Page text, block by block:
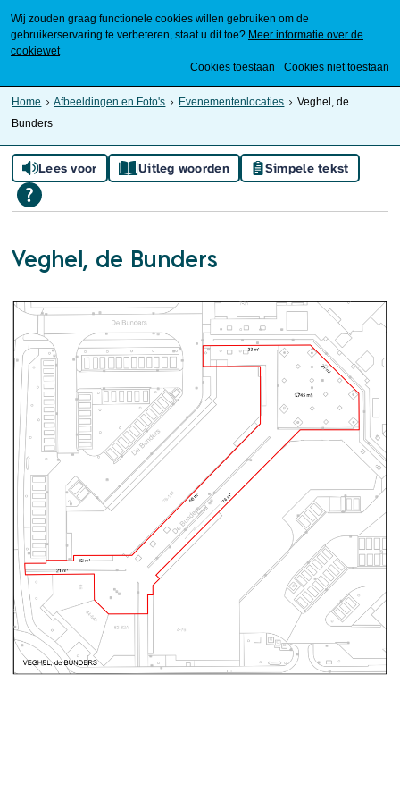
Wij zouden graag functionele cookies willen gebruiken om de
gebruikerservaring te verbeteren, staat u dit toe? Meer informatie over de
cookiewet
Cookies toestaan
Cookies niet toestaan
Home Afbeeldingen en Foto's Evenementenlocaties
Veghel, de
Bunders
Lees voor Uitleg woorden Simpele tekst
Veghel, de Bunders